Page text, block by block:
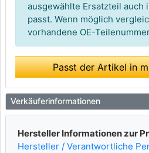
ausgewählte Ersatzteil auch
passt. Wenn möglich
vorhandene OE-
Passt der Artikel in
Verkäuferinformationen
Hersteller Informationen zur
Hersteller / Verantwortliche